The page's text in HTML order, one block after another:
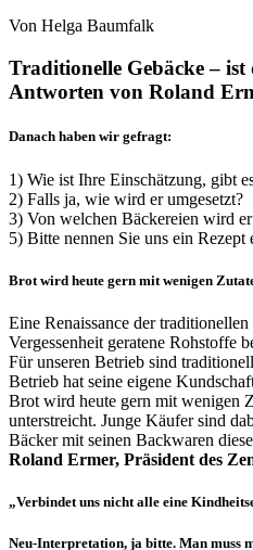
Von Helga Baumfalk
Traditionelle Gebäcke –
Antworten von Roland
Danach haben wir gefragt:
1) Wie ist Ihre Einschätzung, gibt
2) Falls ja, wie wird er umgesetzt?
3) Von welchen
5) Bitte nennen Sie uns ein Rezept
Brot wird heute gern mit wenigen
Eine Renaissance der
Vergessenheit geratene Rohstoffe
Für unseren Betrieb sind
Betrieb hat seine eigene
Brot wird heute gern mit wenigen
unterstreicht. Junge Käufer sind
Bäcker mit seinen Backwaren
Roland Ermer, Präsident des
„Verbindet uns nicht alle eine
Neu-Interpretation, ja bitte. Man muss